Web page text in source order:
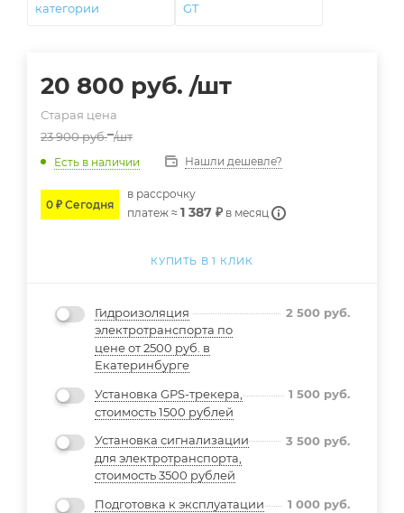
категории
GT
20 800 руб. /шт
Старая цена
23 900руб. /шт
Есть в наличии Нашли дешевле?
0 ₽ Сегодня
в расcрочку
платеж ≈ 1 387 ₽ в месяц
КУПИТЬ В 1 КЛИК
Гидроизоляция
электротранспорта по
цене от 2500 руб. в
Екатеринбурге
2 500 руб.
Установка GPS-трекера,
стоимость 1500 рублей
1 500 руб.
Установка сигнализации
для электротранспорта,
стоимость 3500 рублей
3 500 руб.
Подготовка к эксплуатации
1 000 руб.